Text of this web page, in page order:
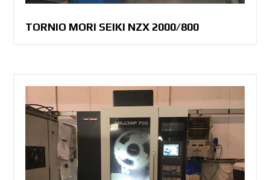
TORNIO MORI SEIKI NZX 2000/800